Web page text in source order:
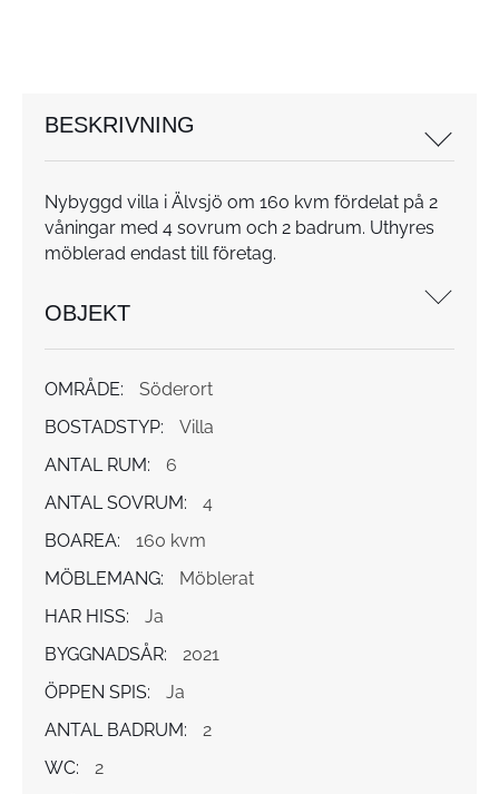
BESKRIVNING
Nybyggd villa i Älvsjö om 160 kvm fördelat på 2
våningar med 4 sovrum och 2 badrum. Uthyres
möblerad endast till företag.
OBJEKT
OMRÅDE:
Söderort
BOSTADSTYP:
Villa
ANTAL RUM:
6
ANTAL SOVRUM:
4
BOAREA:
160 kvm
MÖBLEMANG:
Möblerat
HAR HISS:
Ja
BYGGNADSÅR:
2021
ÖPPEN SPIS:
Ja
ANTAL BADRUM:
2
WC:
2